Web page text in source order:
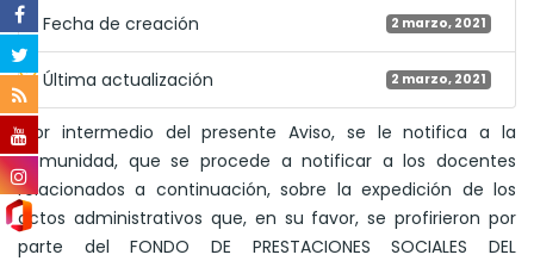
Fecha de creación 2 marzo, 2021
Última actualización 2 marzo, 2021
"Por intermedio del presente Aviso, se le notifica a la
comunidad, que se procede a notificar a los docentes
relacionados a continuación, sobre la expedición de los
actos administrativos que, en su favor, se profirieron por
parte del FONDO DE PRESTACIONES SOCIALES DEL